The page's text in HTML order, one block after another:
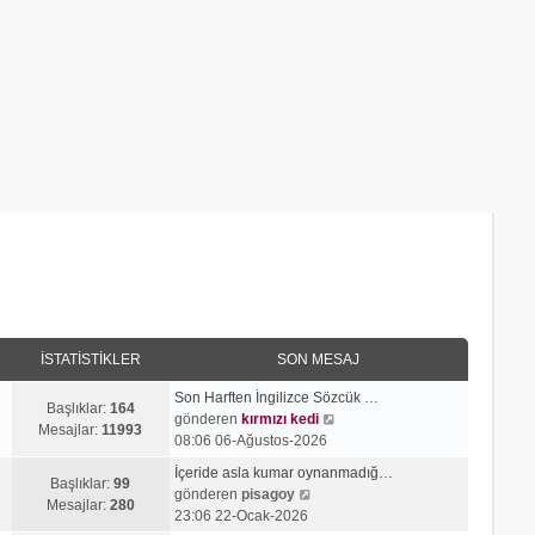
İSTATISTIKLER SON MESAJ
Başlıklar: 164
Mesajlar:11993
Son Harften İngilizce Sözcük …
gönderen kırmızı kedi
m
08:06 06-Ağustos-2026
Başlıklar:99
Mesajlar: 280
İçeride asla kumar oynanmadığ…
gönderen pisagoy
23:06 22-Ocak-2026